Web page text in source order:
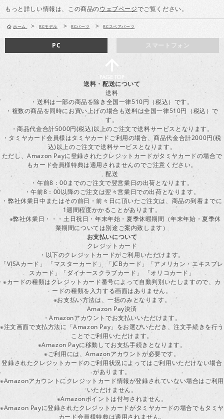
もっと詳しい情報は、この商品のウェブページでご覧ください。
ホーム > RCモデル > RCパーツ > RCスペアパーツ
スマートフォン
PC
送料・配送について
送料
・送料は一部の商品を除き全国一律510円（税込）です。
・複数の商品を同時にお買い上げの場合も送料は全国一律510円（税込）で
す。
・商品代金合計5000円(税込)以上のご注文で送料サービスとなります。
・タミヤカード会員様はタミヤカードご利用の場合、商品代金合計2000円(税
込)以上のご注文で送料サービスとなります。
ただし、Amazon Payに登録されたクレジットカードがタミヤカードの場合で
もカード会員様特典は適用されませんのでご注意ください。
配送
・午前8：00までのご注文で翌営業日の出荷となります。
・午前8：00以降のご注文は翌々営業日での出荷となります。
・弊社休業日中またはその前日・前々日に頂いたご注文は、商品の到着までに
1週間程度かかることがあります。
※弊社休業日・・・土日祝日・年末年始・夏季休暇期間（年末年始・夏季休
業期間については別途ご案内致します）
お支払いについて
クレジットカード
・以下のクレジットカードがご利用いただけます。
「VISAカード」 「マスターカード」 「JCBカード」「アメリカン・エキスプレ
スカード」「ダイナースクラブカード」 「オリコカード」
※カードの種類はクレジットカード番号によって自動判別いたしますので、カ
ードの種類を入力する画面はありません。
※お支払い方法は、一括のみとなります。
Amazon Pay決済
・Amazonアカウントでお支払いいただけます。
※注文画面で支払方法に「Amazon Pay」をお選びいただき、注文手続きを行う
ことでご利用いただけます。
※Amazon Payに移動してお支払手続きとなります。
※ご利用には、Amazonアカウントが必要です。
登録されたクレジットカードのご利用状況によってはご利用いただけない場合
があります。
※Amazonアカウントにクレジットカード情報が登録されていない場合はご利用
いただけません。
※Amazonポイントは付与されません。
※Amazon Payに登録されたクレジットカードがタミヤカードの場合でもタミヤ
カード会員様特典は適用されません。